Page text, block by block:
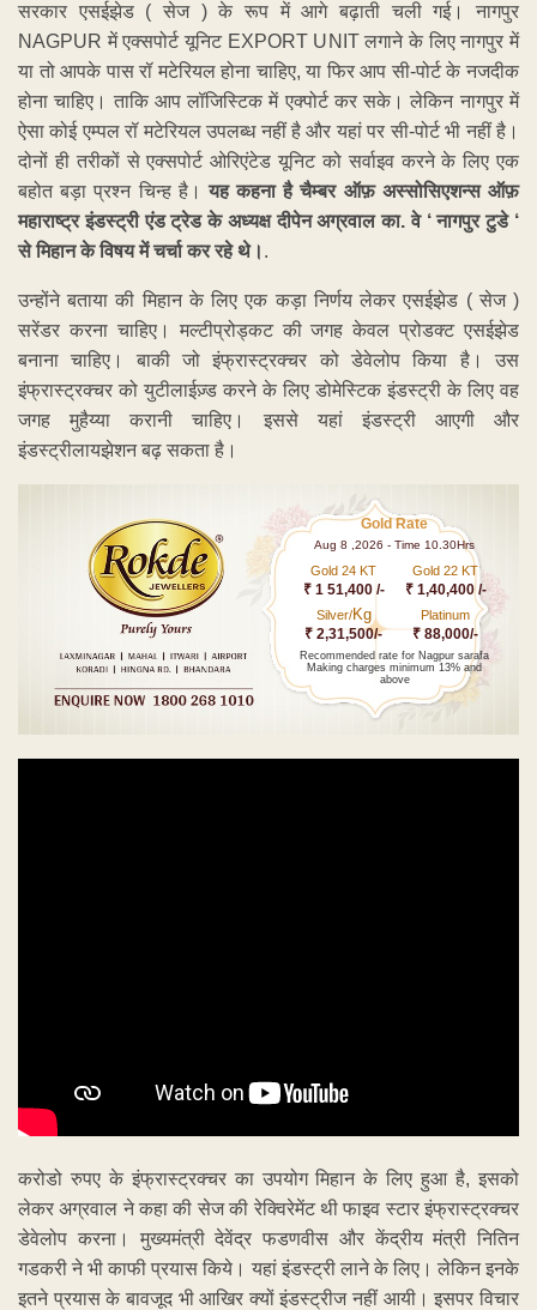
सरकार एसईझेड ( सेज ) के रूप में आगे बढ़ाती चली गई। नागपुर
NAGPUR में एक्सपोर्ट यूनिट EXPORT UNIT लगाने के लिए नागपुर में
या तो आपके पास रॉ मटेरियल होना चाहिए, या फिर आप सी-पोर्ट के नजदीक
होना चाहिए। ताकि आप लॉजिस्टिक में एक्पोर्ट कर सके। लेकिन नागपुर में
ऐसा कोई एम्पल रॉ मटेरियल उपलब्ध नहीं है और यहां पर सी-पोर्ट भी नहीं है।
दोनों ही तरीकों से एक्सपोर्ट ओरिएंटेड यूनिट को सर्वाइव करने के लिए एक
बहोत बड़ा प्रश्न चिन्ह है। यह कहना है चैम्बर ऑफ़ अस्सोसिएशन्स ऑफ़
महाराष्ट्र इंडस्ट्री एंड ट्रेड के अध्यक्ष दीपेन अग्रवाल का. वे ‘ नागपुर टुडे ‘
से मिहान के विषय में चर्चा कर रहे थे। .
उन्होंने बताया की मिहान के लिए एक कड़ा निर्णय लेकर एसईझेड ( सेज )
सरेंडर करना चाहिए। मल्टीप्रोड्कट की जगह केवल प्रोडक्ट एसईझेड
बनाना चाहिए। बाकी जो इंफ्रास्ट्रक्चर को डेवेलोप किया है। उस
इंफ्रास्ट्रक्चर को युटीलाईज़्ड करने के लिए डोमेस्टिक इंडस्ट्री के लिए वह
जगह मुहैय्या करानी चाहिए। इससे यहां इंडस्ट्री आएगी और
इंडस्ट्रीलायझेशन बढ़ सकता है।
Gold Rate
Aug 8 ,2026 - Time 10.30Hrs
Gold 24 KT
₹ 1 51,400 /-
Gold 22 KT
₹ 1,40,400 /-
Silver/Kg
₹ 2,31,500/-
Platinum
₹ 88,000/-
Recommended rate for Nagpur sarafa
Making charges minimum 13% and
above
करोडो रुपए के इंफ्रास्ट्रक्चर का उपयोग मिहान के लिए हुआ है, इसको
लेकर अग्रवाल ने कहा की सेज की रेक्विरेमेंट थी फाइव स्टार इंफ्रास्ट्रक्चर
डेवेलोप करना। मुख्यमंत्री देवेंद्र फडणवीस और केंद्रीय मंत्री नितिन
गडकरी ने भी काफी प्रयास किये। यहां इंडस्ट्री लाने के लिए। लेकिन इनके
इतने प्रयास के बावजूद भी आखिर क्यों इंडस्ट्रीज नहीं आयी। इसपर विचार